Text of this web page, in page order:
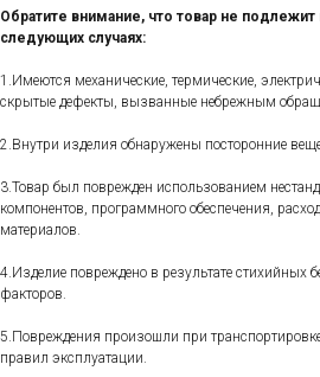
Обратите внимание, что товар не подлежит
следующих случаях:
1.Имеются механические, термические,
скрытые дефекты, вызванные небрежным
2.Внутри изделия обнаружены посторонние
3.Товар был поврежден использованием
компонентов, программного обеспечения,
материалов.
4.Изделие повреждено в результате стихийных
факторов.
5.Повреждения произошли при
правил эксплуатации.